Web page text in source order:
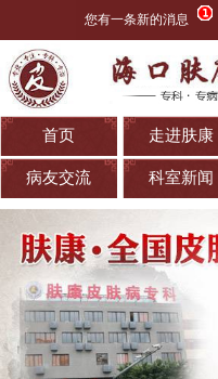
您有一条新的消息
首页 走进肤康
病友交流 科室新闻